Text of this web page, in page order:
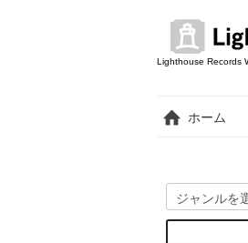
Lighthouse Records
ホーム